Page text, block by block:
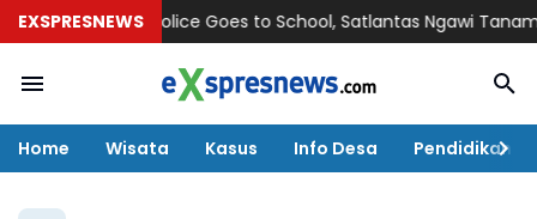
EXSPRESNEWSPolice Goes to School, Satlantas Ngawi Tanamkan
Home Wisata Kasus Info Desa Pendidikan